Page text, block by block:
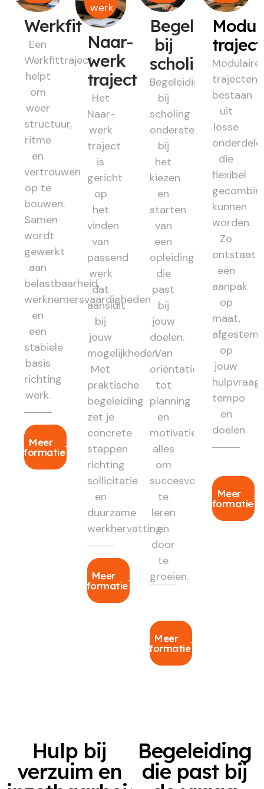
Werkfit
Een
Werkfittraject
helpt
om
weer
structuur,
ritme
en
vertrouwen
op te
bouwen.
Samen
wordt
gewerkt
aan
belastbaarheid,
werknemersvaardigheden
en
een
stabiele
basis
richting
werk.
Meer
informatie
werk
Naar-
werk
traject
Het
Naar-
werk
traject
is
gericht
op
het
vinden
van
passend
werk
dat
aansluit
bij
jouw
mogelijkheden.
Met
praktische
begeleiding
zet je
concrete
stappen
richting
sollicitatie
en
duurzame
werkhervatting.
Meer
informatie
Begeleiding
bij
scholing
Begeleiding
bij
scholing
ondersteunt
bij
het
kiezen
en
starten
van
een
opleiding
die
past
bij
jouw
doelen.
Van
oriëntatie
tot
planning
en
motivatie:
alles
om
succesvol
te
leren
en
door
te
groeien.
Meer
informatie
Modulaire
trajecten
bestaan
uit
losse
die
flexibel
kunnen
worden.
Zo
ontstaat
een
aanpak
op
maat,
op
jouw
hulpvraag,
tempo
en
doelen.
Meer
informatie
Hulp bij
verzuim en
Begeleiding
die past bij